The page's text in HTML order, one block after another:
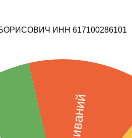
ИНН 617100286101